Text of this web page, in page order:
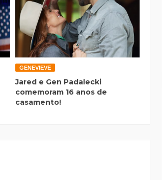
GENEVIEVE
Jared e Gen Padalecki
comemoram 16 anos de
casamento!